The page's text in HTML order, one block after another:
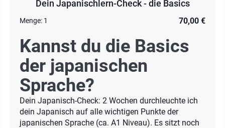
Dein Japanischlern-Check - die Basics
Menge: 1 70,00 €
Kannst du die Basics
der japanischen
Sprache?
Dein Japanisch-Check: 2 Wochen durchleuchte ich
dein Japanisch auf alle wichtigen Punkte der
japanischen Sprache (ca. A1 Niveau). Es sitzt noch